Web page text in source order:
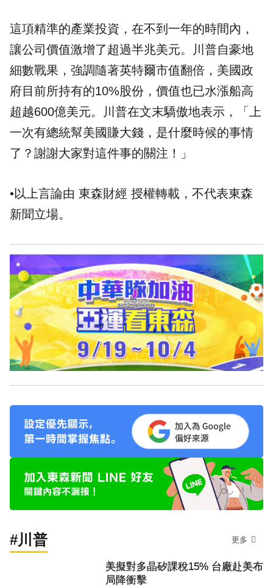
這項精準的產業投資，在不到一年的時間內，
讓公司價值激增了超過半兆美元。川普自豪地
細數戰果，強調隨著英特爾市值翻倍，美國政
府目前所持有的10%股份，價值也已水漲船高
超越600億美元。川普在文末驕傲地表示，「上
一次有總統幫美國賺大錢，是什麼時候的事情
了？謝謝大家對這件事的關注！」
•以上言論由 東森財經 授權轉載，不代表東森
新聞立場。
#川普 更多
美擬對多晶矽課稅15% 台廠赴美布
局降衝擊